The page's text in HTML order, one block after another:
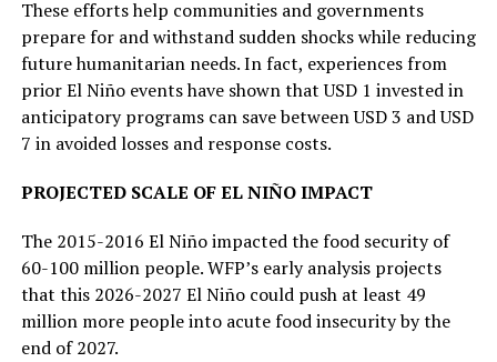
These efforts help communities and governments
prepare for and withstand sudden shocks while reducing
future humanitarian needs. In fact, experiences from
prior El Niño events have shown that USD 1 invested in
anticipatory programs can save between USD 3 and USD
7 in avoided losses and response costs.
PROJECTED SCALE OF EL NIÑO IMPACT
The 2015-2016 El Niño impacted the food security of
60-100 million people. WFP’s early analysis projects
that this 2026-2027 El Niño could push at least 49
million more people into acute food insecurity by the
end of 2027.